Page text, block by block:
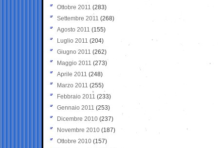
Ottobre 2011 (283)
Settembre 2011 (268)
Agosto 2011 (155)
Luglio 2011 (204)
Giugno 2011 (262)
Maggio 2011 (273)
Aprile 2011 (248)
Marzo 2011 (255)
Febbraio 2011 (233)
Gennaio 2011 (253)
Dicembre 2010 (237)
Novembre 2010 (187)
Ottobre 2010 (157)